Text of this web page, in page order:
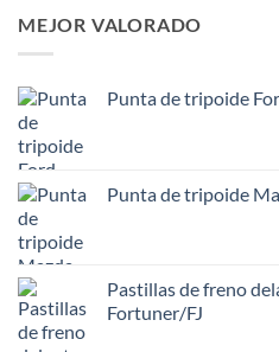
MEJOR VALORADO
Punta de tripoide
Punta de tripoide
Pastillas de freno
Fortuner/FJ